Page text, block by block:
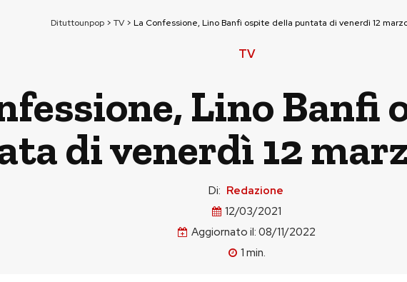
Dituttounpop> TV> La Confessione, Lino Banfi ospite della puntata di venerdì 12
TV
Lino Banfi
di venerdì 12
Di: Redazione
12/03/2021
Aggiornato il: 08/11/2022
1 min.